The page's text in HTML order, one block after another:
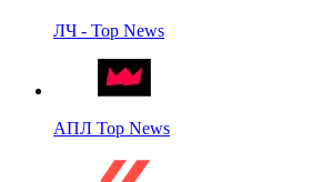
ЛЧ - Top News
АПЛ Top News